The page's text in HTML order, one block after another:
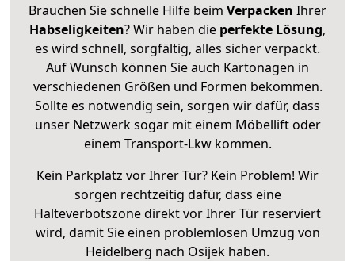
Brauchen Sie schnelle Hilfe beim Verpacken Ihrer
Habseligkeiten? Wir haben die perfekte Lösung,
es wird schnell, sorgfältig, alles sicher verpackt.
Auf Wunsch können Sie auch Kartonagen in
verschiedenen Größen und Formen bekommen.
Sollte es notwendig sein, sorgen wir dafür, dass
unser Netzwerk sogar mit einem Möbellift oder
einem Transport-Lkw kommen.
Kein Parkplatz vor Ihrer Tür? Kein Problem! Wir
sorgen rechtzeitig dafür, dass eine
Halteverbotszone direkt vor Ihrer Tür reserviert
wird, damit Sie einen problemlosen Umzug von
Heidelberg nach Osijek haben.